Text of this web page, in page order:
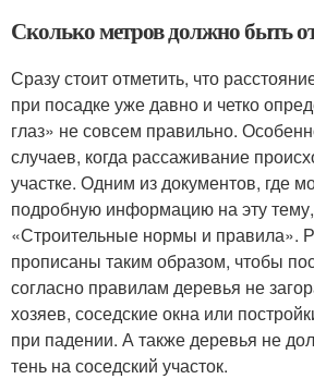
Сколько метров должно быть
Сразу стоит отметить, что
при посадке уже давно и четко
глаз» не совсем правильно.
случаев, когда рассаживание
участке. Одним из документов, где
подробную информацию на эту
«Строительные нормы и правила».
прописаны таким образом, чтобы
согласно правилам деревья не
хозяев, соседские окна или
при падении. А также деревья не
тень на соседский участок.